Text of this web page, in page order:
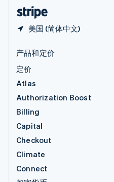
美国 (简体中文)
产品和定价
定价
Atlas
Authorization Boost
Billing
Capital
Checkout
Climate
Connect